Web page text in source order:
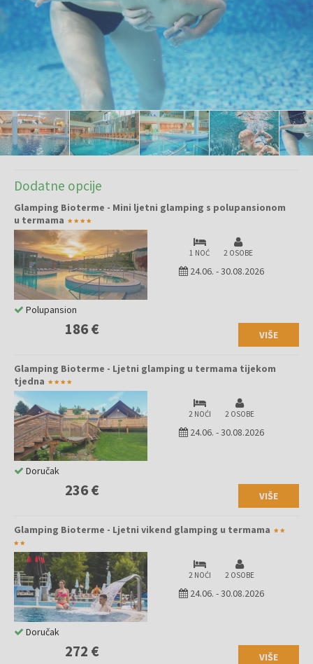
Dodatne opcije
Glamping Bioterme - Mini ljetni glamping s polupansionom
u termama
1 NOĆ 2 OSOBE
24.06. -30.08.2026
186 € VIŠE
Polupansion
Glamping Bioterme - Ljetni glamping u termama tijekom
tjedna
2 NOĆI 2 OSOBE
24.06. -30.08.2026
236 € VIŠE
Doručak
Glamping Bioterme - Ljetni vikend glamping u termama
2 NOĆI 2 OSOBE
24.06. -30.08.2026
272 € VIŠE
Doručak